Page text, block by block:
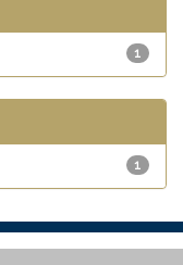
1
1